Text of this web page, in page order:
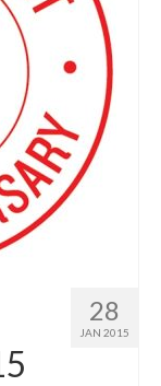
28
JAN 2015